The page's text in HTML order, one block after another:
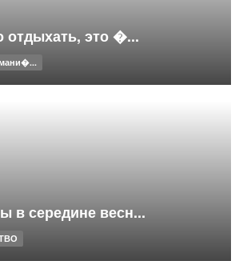
отдыхать, это �...
в середине весн...